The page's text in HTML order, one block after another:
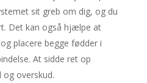
sit greb om dig, og du
Det kan også hjælpe at
placere begge fødder i
At sidde ret op
og overskud.